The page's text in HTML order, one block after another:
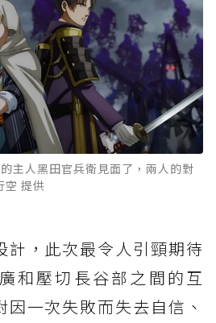
主人黑田官兵衛見面了，兩人的對
空 提供
計，此次最令人引頸期待
和壓切長谷部之間的互
一次失敗而失去自信、